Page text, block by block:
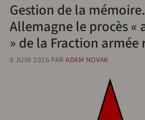
Gestion de la
Allemagne le procès
» de la Fraction armée
8 JUIN 2026 PARADAM NOVAK